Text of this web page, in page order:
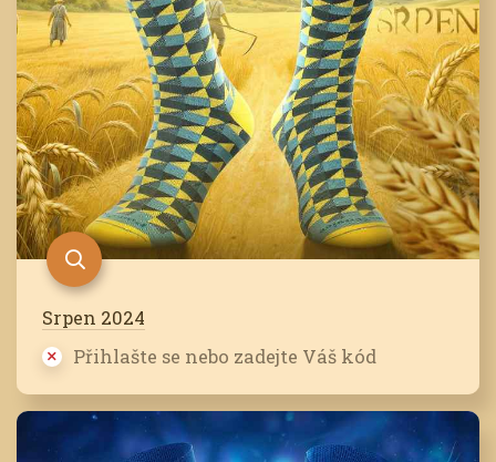
Srpen 2024
Přihlašte se nebo zadejte Váš kód